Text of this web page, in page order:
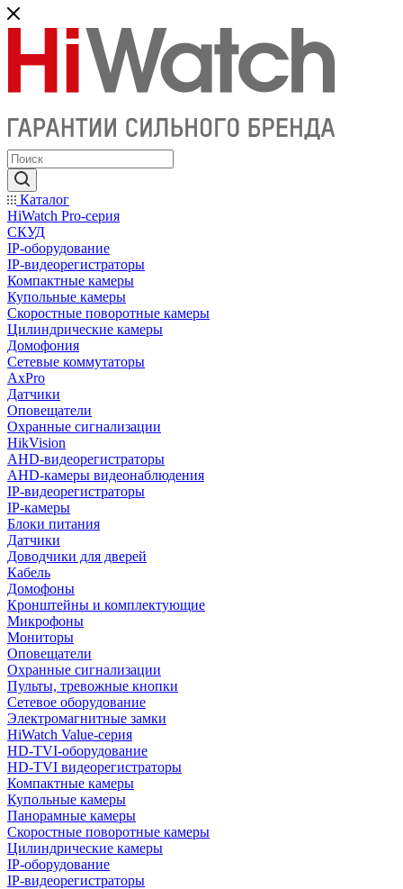
Каталог
HiWatch Pro-серия
CКУД
IP-оборудование
IP-видеорегистраторы
Компактные камеры
Купольные камеры
Скоростные поворотные камеры
Цилиндрические камеры
Домофония
Сетевые коммутаторы
AxPro
Датчики
Оповещатели
Охранные сигнализации
HikVision
AHD-видеорегистраторы
AHD-камеры видеонаблюдения
IP-видеорегистраторы
IP-камеры
Блоки питания
Датчики
Доводчики для дверей
Кабель
Домофоны
Кронштейны и комплектующие
Микрофоны
Мониторы
Оповещатели
Охранные сигнализации
Пульты, тревожные кнопки
Сетевое оборудование
Электромагнитные замки
HiWatch Value-серия
HD-TVI-оборудование
HD-TVI видеорегистраторы
Компактные камеры
Купольные камеры
Панорамные камеры
Скоростные поворотные камеры
Цилиндрические камеры
IP-оборудование
IP-видеорегистраторы